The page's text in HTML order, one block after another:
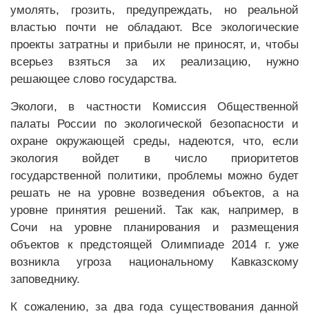
умолять, грозить, предупреждать, но реальной
властью почти не обладают. Все экологические
проекты затратны и прибыли не приносят, и, чтобы
всерьез взяться за их реализацию, нужно
решающее слово государства.
Экологи, в частности Комиссия Общественной
палаты России по экологической безопасности и
охране окружающей среды, надеются, что, если
экология войдет в число приоритетов
государственной политики, проблемы можно будет
решать не на уровне возведения объектов, а на
уровне принятия решений. Так как, например, в
Сочи на уровне планирования и размещения
объектов к предстоящей Олимпиаде 2014 г. уже
возникла угроза национальному Кавказскому
заповеднику.
К сожалению, за два года существования данной